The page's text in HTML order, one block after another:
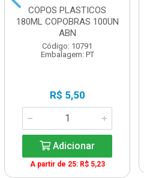
COPOS PLASTICOS
180ML COPOBRAS 100UN
ABN
Código: 10791
Embalagem: PT
R$ 5,50
Adicionar
A partir de 25: R$ 5,23